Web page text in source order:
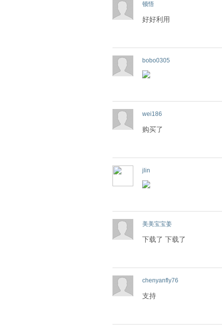
顿悟
好好利用
bobo0305
wei186
购买了
jlin
美美宝宝姜
下载了 下载了
chenyanfly76
支持